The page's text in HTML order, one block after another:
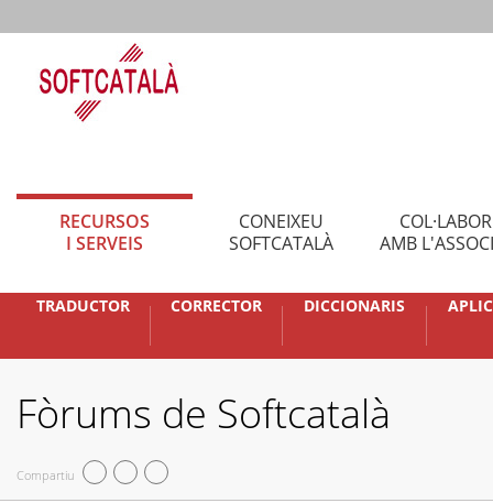
RECURSOS
I SERVEIS
CONEIXEU
SOFTCATALÀ
AMB
TRADUCTOR CORRECTOR DICCIONARIS
Fòrums de Softcatalà
Compartiu